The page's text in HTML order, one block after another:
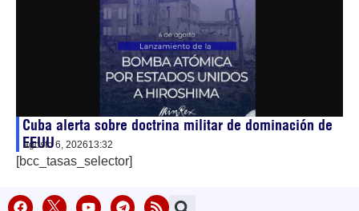
Cuba alerta sobre doctrina militar de dominación de
EEUU
agosto 6, 202613:32
[bcc_tasas_selector]